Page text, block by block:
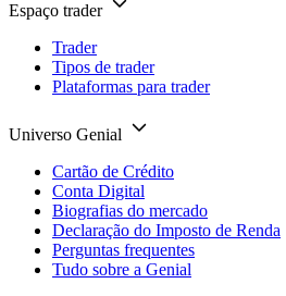
Espaço trader
Trader
Tipos de trader
Plataformas para trader
Universo Genial
Cartão de Crédito
Conta Digital
Biografias do mercado
Declaração do Imposto de Renda
Perguntas frequentes
Tudo sobre a Genial